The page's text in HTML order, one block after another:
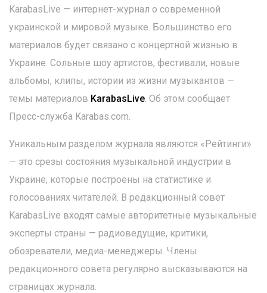
KarabasLive — интернет-журнал о современной
украинской и мировой музыке. Большинство его
материалов будет связано с концертной жизнью в
Украине. Сольные шоу артистов, фестивали, новые
альбомы, клипы, истории из жизни музыкантов —
темы материалов KarabasLive. Об этом сообщает
Пресс-служба Karabas.com.
Уникальным разделом журнала являются «Рейтинги»
— это срезы состояния музыкальной индустрии в
Украине, которые построены на статистике и
голосованиях читателей. В редакционный совет
KarabasLive входят самые авторитетные музыкальные
эксперты страны — радиоведущие, критики,
обозреватели, медиа-менеджеры. Члены
редакционного совета регулярно высказываются на
страницах журнала.